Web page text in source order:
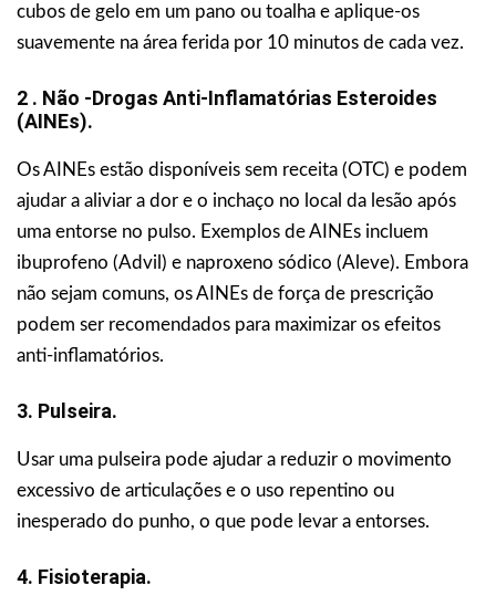
cubos de gelo em um pano ou toalha e aplique-os
suavemente na área ferida por 10 minutos de cada vez.
2 . Não -Drogas Anti-Inflamatórias Esteroides
(AINEs).
Os AINEs estão disponíveis sem receita (OTC) e podem
ajudar a aliviar a dor e o inchaço no local da lesão após
uma entorse no pulso. Exemplos de AINEs incluem
ibuprofeno (Advil) e naproxeno sódico (Aleve). Embora
não sejam comuns, os AINEs de força de prescrição
podem ser recomendados para maximizar os efeitos
anti-inflamatórios.
3. Pulseira.
Usar uma pulseira pode ajudar a reduzir o movimento
excessivo de articulações e o uso repentino ou
inesperado do punho, o que pode levar a entorses.
4. Fisioterapia.